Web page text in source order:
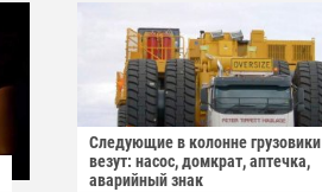
Следующие в колонне грузовики
везут: насос, домкрат, аптечка,
аварийный знак